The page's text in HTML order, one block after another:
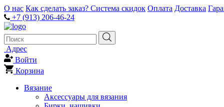
О нас Как сделать заказ? Система скидок Оплата Доставка
+7 (913) 206-46-24
Адрес
Войти
Корзина
Вязание
Аксессуары для вязания